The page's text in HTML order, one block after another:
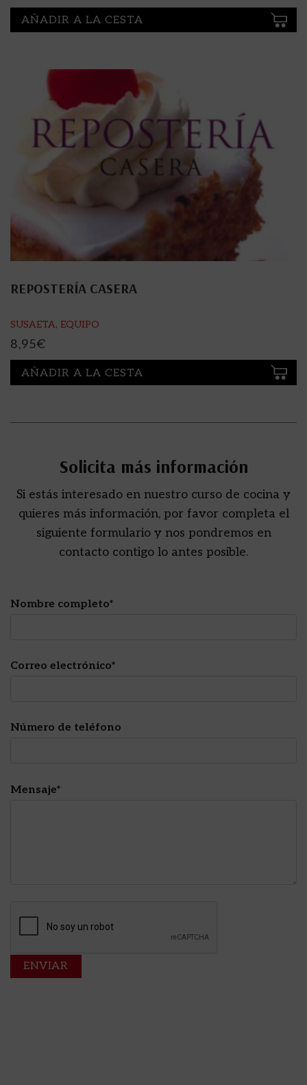
AÑADIR A LA CESTA
REPOSTERÍA CASERA
SUSAETA, EQUIPO
8,95€
AÑADIR A LA CESTA
Solicita más información
Si estás interesado en nuestro curso de cocina y
quieres más información, por favor completa el
siguiente formulario y nos pondremos en
contacto contigo lo antes posible.
Nombre completo*
Correo electrónico*
Número de teléfono
Mensaje*